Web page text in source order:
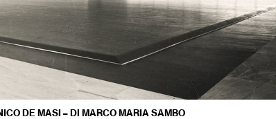
DE MASI – DI MARCO MARIA SAMBO